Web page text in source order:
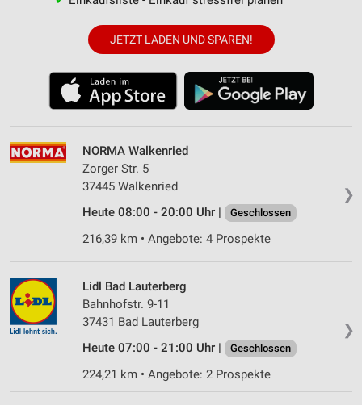
JETZT LADEN UND SPAREN!
❯
NORMA Walkenried
Zorger Str. 5
37445 Walkenried
Heute 08:00 - 20:00 Uhr |
Geschlossen
216,39 km • Angebote: 4 Prospekte
❯
Lidl Bad Lauterberg
Bahnhofstr. 9-11
37431 Bad Lauterberg
Heute 07:00 - 21:00 Uhr |
Geschlossen
224,21 km • Angebote: 2 Prospekte